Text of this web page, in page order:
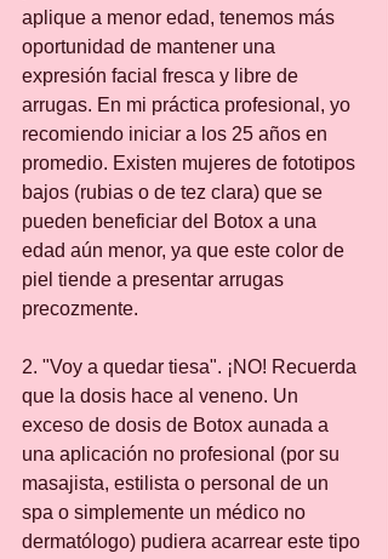
aplique a menor edad, tenemos más
oportunidad de mantener una
expresión facial fresca y libre de
arrugas. En mi práctica profesional, yo
recomiendo iniciar a los 25 años en
promedio. Existen mujeres de fototipos
bajos (rubias o de tez clara) que se
pueden beneficiar del Botox a una
edad aún menor, ya que este color de
piel tiende a presentar arrugas
precozmente.
2. "Voy a quedar tiesa". ¡NO! Recuerda
que la dosis hace al veneno. Un
exceso de dosis de Botox aunada a
una aplicación no profesional (por su
masajista, estilista o personal de un
spa o simplemente un médico no
dermatólogo) pudiera acarrear este tipo